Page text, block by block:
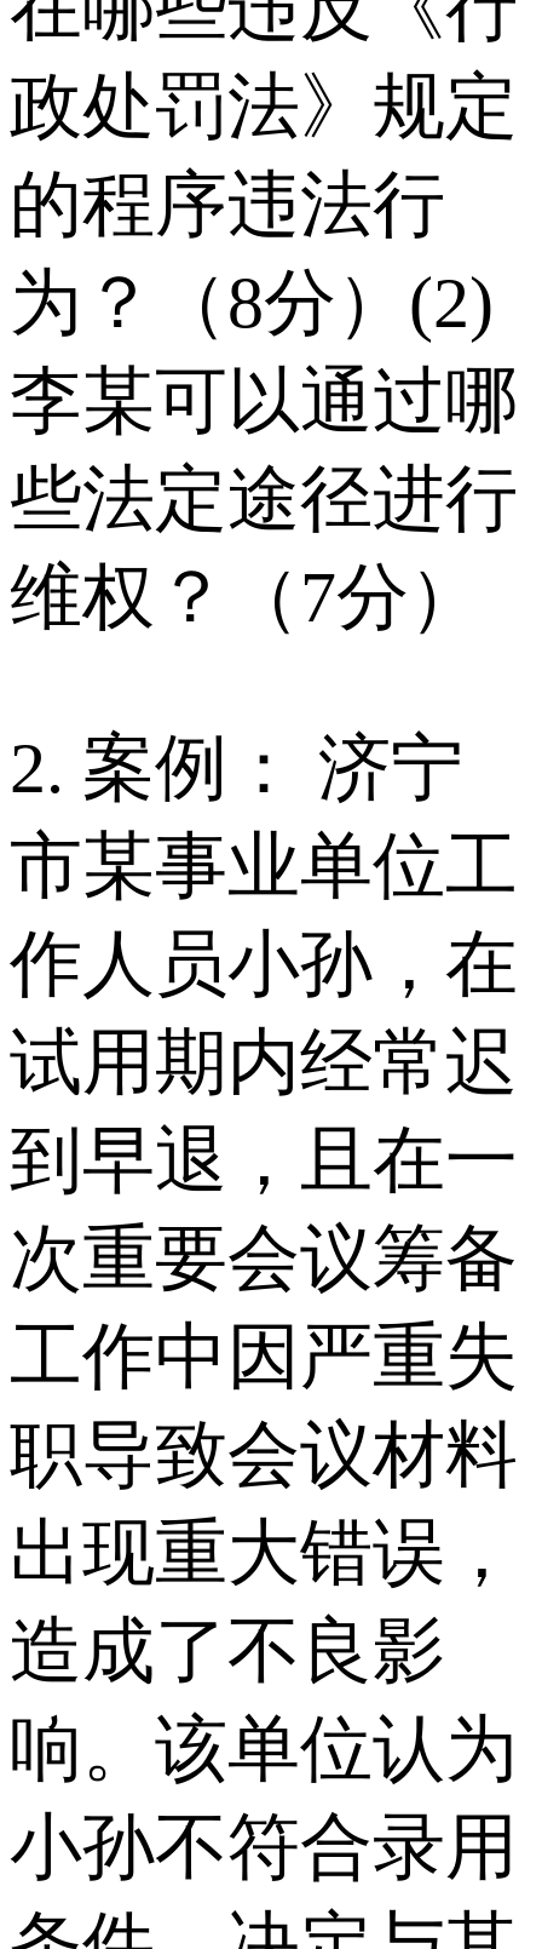
政处罚法》规定
的程序违法行
为？（8分）(2)
李某可以通过哪
些法定途径进行
维权？（7分）
2. 案例： 济宁
市某事业单位工
作人员小孙，在
试用期内经常迟
到早退，且在一
次重要会议筹备
工作中因严重失
职导致会议材料
出现重大错误，
造成了不良影
响。该单位认为
小孙不符合录用